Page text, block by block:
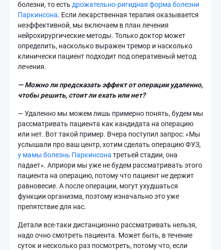
болезни, то есть дрожательно-ригидная форма болезни
Паркинсона. Если лекарственная терапия оказывается
неэффективной, мы включаем в план лечения
нейрохирургические методы. Только доктор может
определить, насколько выражен тремор и насколько
клинически пациент подходит под оперативный метод
лечения.
— Можно ли предсказать эффект от операции удаленно,
чтобы решить, стоит ли ехать или нет?
— Удаленно мы можем лишь примерно понять, будем мы
рассматривать пациента как кандидата на операцию
или нет. Вот такой пример. Вчера поступил запрос: «Мы
услышали про ваш центр, хотим сделать операцию ФУЗ,
у мамы болезнь Паркинсона третьей стадии, она
падает». Априори мы уже не будем рассматривать этого
пациента на операцию, потому что пациент не держит
равновесие. А после операции, могут ухудшаться
функции организма, поэтому изначально это уже
препятствие для нас.
Детали все-таки дистанционно рассматривать нельзя,
надо очно смотреть пациента. Может быть, в течение
суток и несколько раз посмотреть, потому что, если